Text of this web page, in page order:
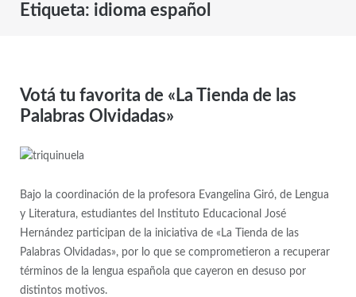
Etiqueta: idioma español
Votá tu favorita de «La Tienda de las
Palabras Olvidadas»
Bajo la coordinación de la profesora Evangelina Giró, de Lengua
y Literatura, estudiantes del Instituto Educacional José
Hernández participan de la iniciativa de «La Tienda de las
Palabras Olvidadas», por lo que se comprometieron a recuperar
términos de la lengua española que cayeron en desuso por
distintos motivos.